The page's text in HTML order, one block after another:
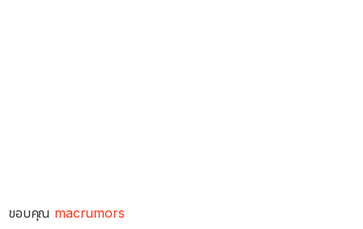
ขอบคุณ macrumors